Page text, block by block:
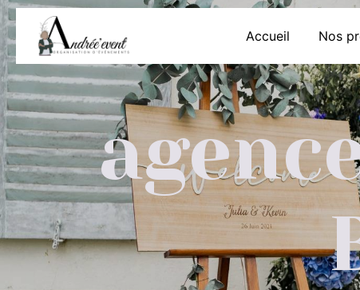
Accueil Nos
Panneau de gestion des cookies